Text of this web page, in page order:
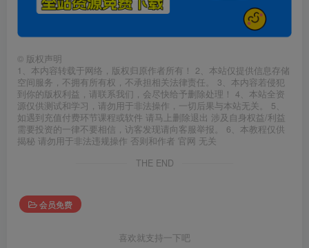
© 版权声明
1、本内容转载于网络，版权归原作者所有！ 2、本站仅提供信息存储
空间服务，不拥有所有权，不承担相关法律责任。 3、本内容若侵犯
到你的版权利益，请联系我们，会尽快给予删除处理！ 4、本站全资
源仅供测试和学习，请勿用于非法操作，一切后果与本站无关。 5、
如遇到充值付费环节课程或软件 请马上删除退出 涉及自身权益/利益
需要投资的一律不要相信，访客发现请向客服举报。 6、本教程仅供
揭秘 请勿用于非法违规操作 否则和作者 官网 无关
THE END
会员免费
喜欢就支持一下吧